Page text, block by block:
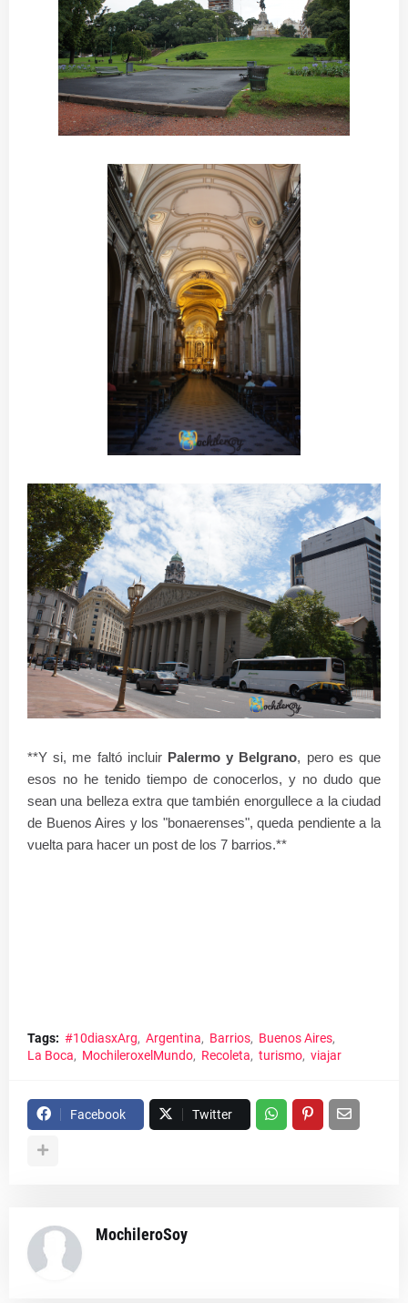
**Y si, me faltó incluir Palermo y Belgrano, pero es que
esos no he tenido tiempo de conocerlos, y no dudo que
sean una belleza extra quetambién enorgullece a la ciudad
de Buenos Aires y los "bonaerenses", queda pendiente a la
vuelta para hacer un post de los 7 barrios.**
Tags: #10diasxArg Argentina Barrios
Buenos Aires
La Boca
MochileroxelMundo Recoleta turismo viajar
Facebook Twitter
MochileroSoy